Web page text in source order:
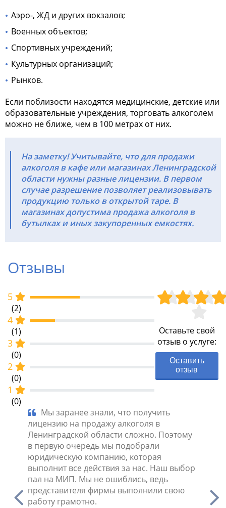
Аэро-, ЖД и других вокзалов;
Военных объектов;
Спортивных учреждений;
Культурных организаций;
Рынков.
Если поблизости находятся медицинские, детские или
образовательные учреждения, торговать алкоголем
можно не ближе, чем в 100 метрах от них.
На заметку! Учитывайте, что для продажи
алкоголя в кафе или магазинахЛенинградской
области нужны разные лицензии. В первом
случае разрешение позволяет реализовывать
продукцию только в открытой таре. В
магазинах допустима продажа алкоголя в
бутылках и иных закупоренных емкостях.
Отзывы
5
(2)
4
(1)
3
(0)
2
(0)
1
(0)
Оставьте свой
отзыв о услуге:
Оставить
отзыв
Мы заранее знали, что получить
лицензию на продажу алкоголя в
Ленинградской области сложно. Поэтому
в первую очередь мы подобрали
юридическую компанию, которая
выполнит все действия за нас. Наш выбор
пал на МИП. Мы не ошиблись, ведь
представителя фирмы выполнили свою
работу грамотно.